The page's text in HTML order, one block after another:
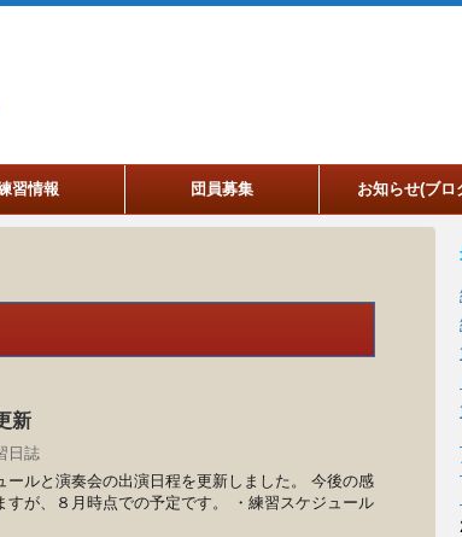
習情報 団員募集 お知らせ(ブロ
新
日誌
ールと演奏会の出演日程を更新しました。 今後の感
が、８月時点での予定です。 ・練習スケジュール